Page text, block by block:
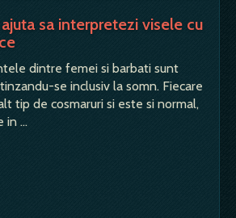
sa interpretezi visele cu
dintre femei si barbati sunt
se inclusiv la somn. Fiecare
tip de cosmaruri si este si normal,
in …